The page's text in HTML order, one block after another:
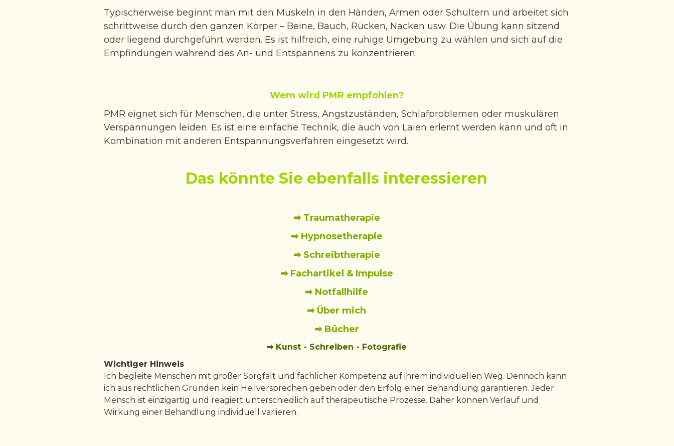
Typischerweise beginnt man mit den Muskeln in den Händen, Armen oder Schultern und arbeitet sich
schrittweise durch den ganzen Körper – Beine, Bauch, Rücken, Nacken usw. Die Übung kann sitzend
oder liegend durchgeführt werden. Es ist hilfreich, eine ruhige Umgebung zu wählen und sich auf die
Empfindungen während des An- und Entspannens zu konzentrieren.
Wem wird PMR empfohlen?
PMR eignet sich für Menschen, die unter Stress, Angstzuständen, Schlafproblemen oder muskulären
Verspannungen leiden. Es ist eine einfache Technik, die auch von Laien erlernt werden kann und oft in
Kombination mit anderen Entspannungsverfahren eingesetzt wird.
Das könnte Sie ebenfalls interessieren
➡ Traumatherapie
➡ Hypnosetherapie
➡ Schreibtherapie
➡ Fachartikel & Impulse
➡ Notfallhilfe
➡ Über mich
➡ Bücher
➡ Kunst - Schreiben - Fotografie
Wichtiger Hinweis
Ich begleite Menschen mit großer Sorgfalt und fachlicher Kompetenz auf ihrem individuellen Weg. Dennoch kann
ich aus rechtlichen Gründen kein Heilversprechen geben oder den Erfolg einer Behandlung garantieren. Jeder
Mensch ist einzigartig und reagiert unterschiedlich auf therapeutische Prozesse. Daher können Verlauf und
Wirkung einer Behandlung individuell variieren.